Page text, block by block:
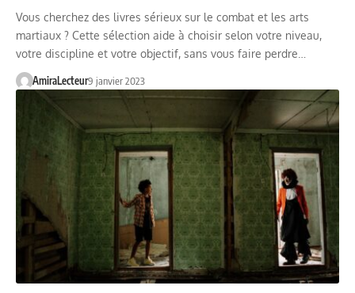
Vous cherchez des livres sérieux sur le combat et les arts
martiaux ? Cette sélection aide à choisir selon votre niveau,
votre discipline et votre objectif, sans vous faire perdre…
AmiraLecteur9 janvier 2023